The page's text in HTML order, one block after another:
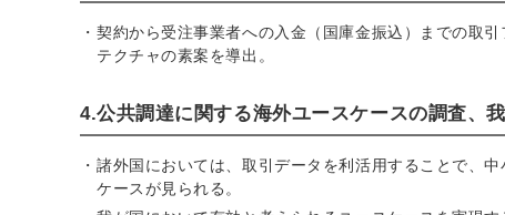
契約から受注事業者への入金（国庫金振込）までの取
テクチャの素案を導出。
4.公共調達に関する海外ユースケースの調査、
諸外国においては、取引データを利活用することで、
ケースが見られる。